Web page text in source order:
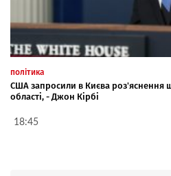
політика
США запросили в Києва роз'яснення
області, - Джон Кірбі
18:45